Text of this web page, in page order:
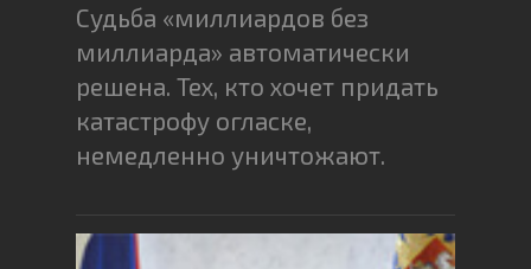
Судьба «миллиардов без
миллиарда» автоматически
решена. Тех, кто хочет придать
катастрофу огласке,
немедленно уничтожают.